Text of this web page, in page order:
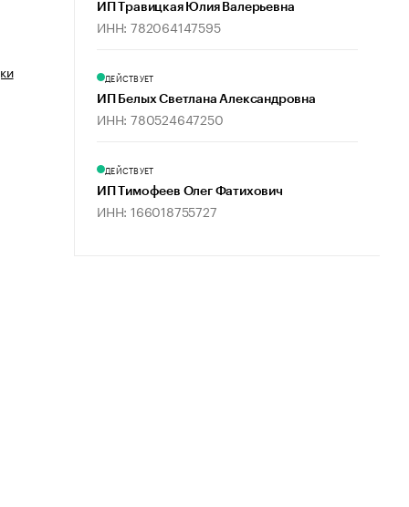
ИП Травицкая Юлия Валерьевна
ИНН: 782064147595
ДЕЙСТВУЕТ
ИП Белых Светлана Александровна
ИНН: 780524647250
ДЕЙСТВУЕТ
ИП Тимофеев Олег Фатихович
ИНН: 166018755727